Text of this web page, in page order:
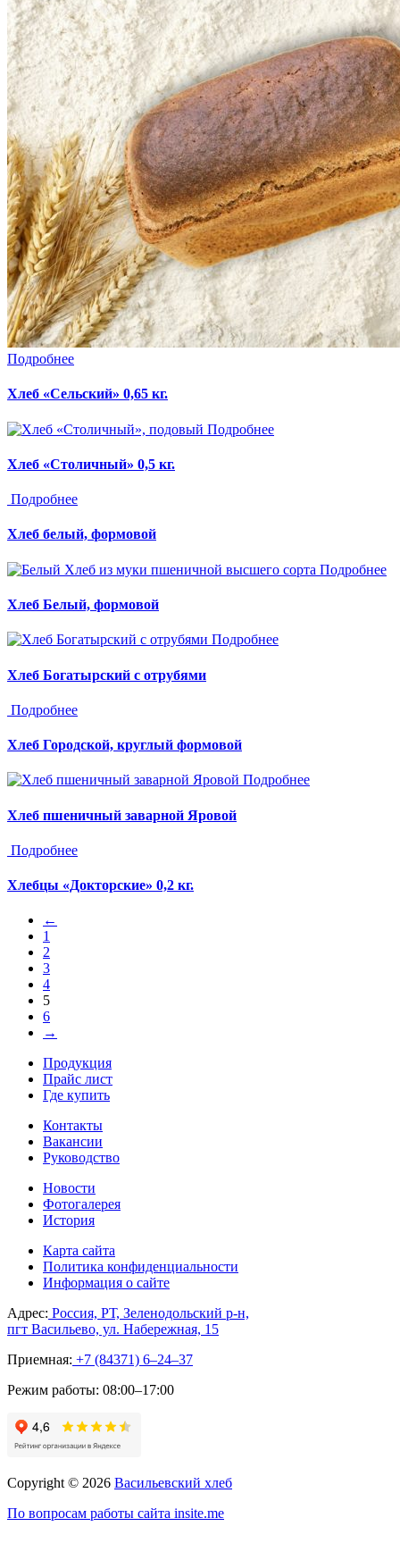
Подробнее
Хлеб «Сельский» 0,65 кг.
Подробнее
Хлеб «Столичный» 0,5 кг.
Подробнее
Хлеб белый, формовой
Подробнее
Хлеб Белый, формовой
Подробнее
Хлеб Богатырский с отрубями
Подробнее
Хлеб Городской, круглый формовой
Подробнее
Хлеб пшеничный заварной Яровой
Подробнее
Хлебцы «Докторские» 0,2 кг.
←
1
2
3
4
5
6
→
Продукция
Прайс лист
Где купить
Контакты
Вакансии
Руководство
Новости
Фотогалерея
История
Карта сайта
Политика конфиденциальности
Информация о сайте
Адрес: Россия, РТ, Зеленодольский р-н,
пгт Васильево, ул. Набережная, 15
Приемная: +7 (84371) 6‒24‒37
Режим работы: 08:00–17:00
Copyright © 2026 Васильевский хлеб
По вопросам работы сайта insite.me